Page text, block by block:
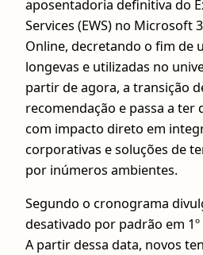
aposentadoria definitiva do
Services (EWS) no Microsoft
Online, decretando o fim de
longevas e utilizadas no
partir de agora, a transição
recomendação e passa a ter
com impacto direto em
corporativas e soluções de
por inúmeros ambientes.
Segundo o cronograma
desativado por padrão em
A partir dessa data, novos